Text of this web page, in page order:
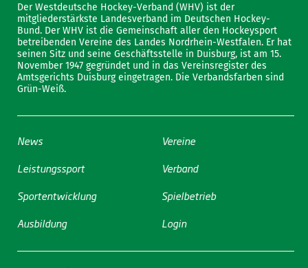
Der Westdeutsche Hockey-Verband (WHV) ist der
mitgliederstärkste Landesverband im Deutschen Hockey-
Bund. Der WHV ist die Gemeinschaft aller den Hockeysport
betreibenden Vereine des Landes Nordrhein-Westfalen. Er hat
seinen Sitz und seine Geschäftsstelle in Duisburg, ist am 15.
November 1947 gegründet und in das Vereinsregister des
Amtsgerichts Duisburg eingetragen. Die Verbandsfarben sind
Grün-Weiß.
News
Leistungssport
Sportentwicklung
Ausbildung
Vereine
Verband
Spielbetrieb
Login